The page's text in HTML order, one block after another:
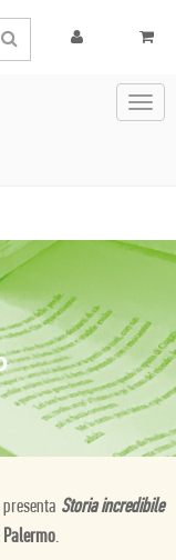
presenta Storia incredibile
Palermo.